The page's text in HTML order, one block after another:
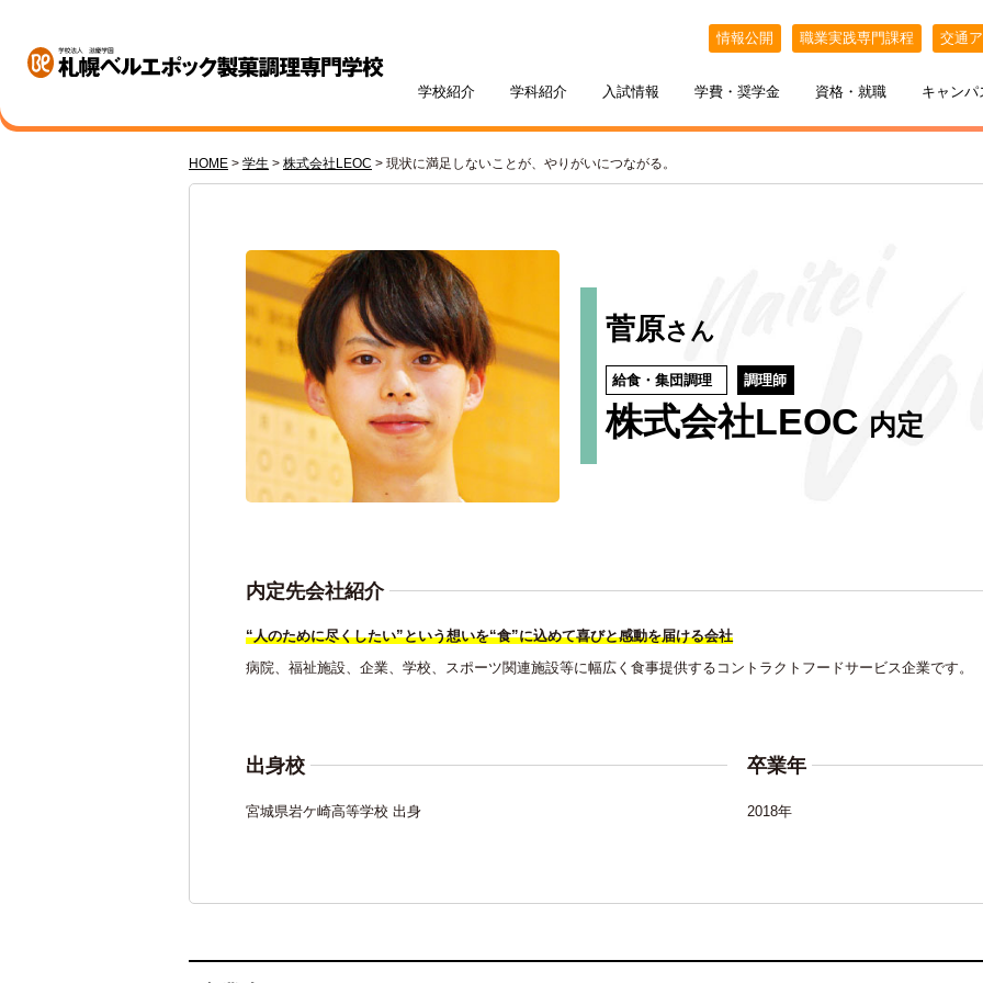
情報公開 職業実践専門課程 交通
学校紹介
学校紹介
ベルエポックの学び 先輩が教える札幌ベルの魅力
学科紹介
学科・専攻紹介
調理師科 カフェ・スイーツ専科 3年間の学び
入試情報
入試情報
募集学科・定員 総合型選抜（AO入試） 特待生制度
学費・奨学金
学費・奨学金
学費サポート
資格・就職
資格・就職
就職サポート
キャンパ
キャンパスライフ
札幌ベル生のリアルボイス 年間スケジュール BELLE×わたし
訪問者別
高校1・2年生の方へ 社会人・フリーター・大学生の方へ
オープンキャンパス
体験授業メニュー オンラインオープンキャンパス 出張オープンキャンパス
HOME > 学生 > 株式会社LEOC > 現状に満足しないことが、やりがいにつながる。
菅原さん
給食・集団調理 調理師
株式会社LEOC 内定
内定先会社紹介
“人のために尽くしたい”という想いを“食”に込めて喜びと感動を届ける会社
病院、福祉施設、企業、学校、スポーツ関連施設等に幅広く食事提供するコントラクトフードサービス企業です。
出身校
宮城県岩ケ崎高等学校 出身
卒業年
2018年